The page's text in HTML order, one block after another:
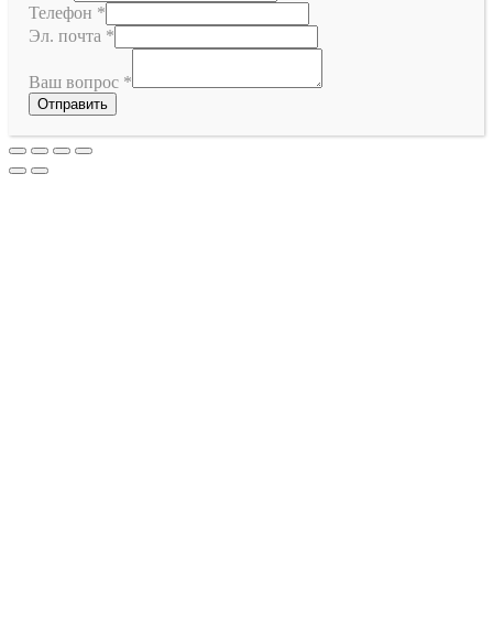
Телефон *
Эл. почта *
Ваш вопрос *
Отправить